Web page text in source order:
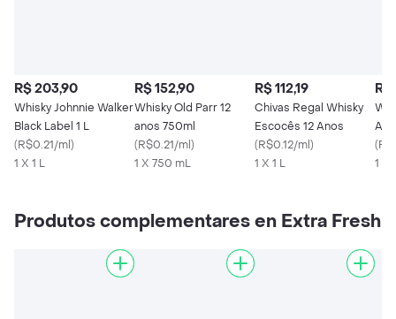
R$ 203,90
Whisky Johnnie Walker
Black Label 1 L
(R$0.21/ml)
1 X 1 L
R$ 152,90
Whisky Old Parr 12
anos 750ml
(R$0.21/ml)
1 X 750 mL
R$ 112,19
Chivas Regal Whisky
Escocês 12 Anos
(R$0.12/ml)
1 X 1 L
R$
(
1 X
Produtos complementares en Extra Fresh